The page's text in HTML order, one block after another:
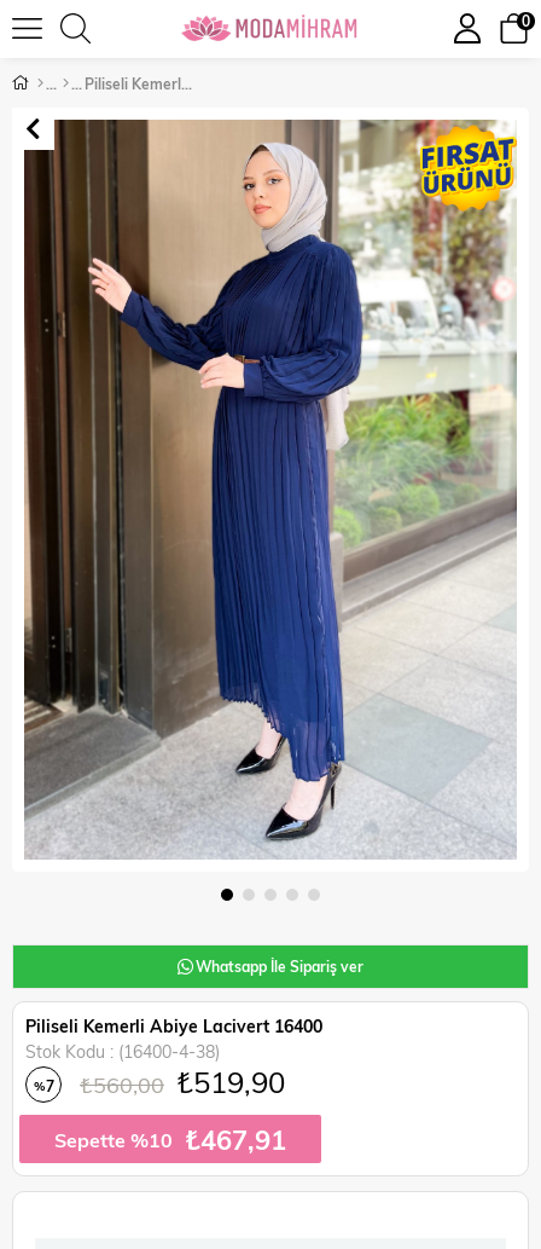
0
Piliseli Kemerli Abiye Lacivert 16400
Whatsapp İle Sipariş ver
Piliseli Kemerli Abiye Lacivert 16400
Stok Kodu
(16400-4-38)
%7 ₺560,00 ₺519,90
Sepette %10 ₺467,91